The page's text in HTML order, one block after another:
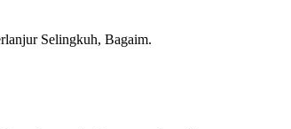
Selingkuh, Bagaim.